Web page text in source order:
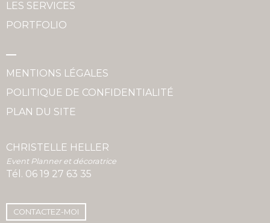
LES SERVICES
PORTFOLIO
MENTIONS LÉGALES
POLITIQUE DE CONFIDENTIALITÉ
PLAN DU SITE
CHRISTELLE HELLER
Event Planner et décoratrice
Tél. 06 19 27 63 35
CONTACTEZ-MOI